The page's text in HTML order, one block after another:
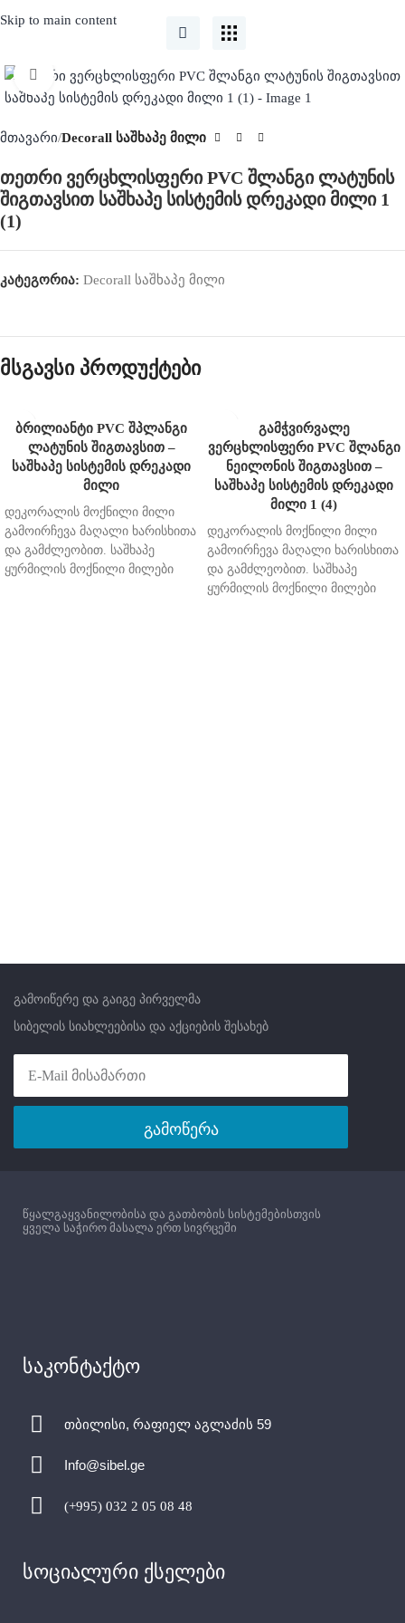
Skip to main content
Click to enlarge
მთავარი Decorall საშხაპე მილი
თეთრი ვერცხლისფერი PVC შლანგი ლატუნის
შიგთავსით საშხაპე სისტემის დრეკადი მილი 1
(1)
კატეგორია: Decorall საშხაპე მილი
მსგავსი პროდუქტები
ბრილიანტი PVC შპლანგი
ლატუნის შიგთავსით –
საშხაპე სისტემის დრეკადი
მილი
დეკორალის მოქნილი მილი
გამოირჩევა მაღალი ხარისხითა
და გამძლეობით. საშხაპე
ყურმილის მოქნილი მილები
გამჭვირვალე
ვერცხლისფერი PVC შლანგი
ნეილონის შიგთავსით –
საშხაპე სისტემის დრეკადი
მილი 1 (4)
დეკორალის მოქნილი მილი
გამოირჩევა მაღალი ხარისხითა
და გამძლეობით. საშხაპე
ყურმილის მოქნილი მილები
გამოიწერე და გაიგე პირველმა
სიბელის სიახლეებისა და აქციების შესახებ
გამოწერა
წყალგაყვანილობისა და გათბობის სისტემებისთვის
ყველა საჭირო მასალა ერთ სივრცეში
საკონტაქტო
თბილისი, რაფიელ აგლაძის 59
Info@sibel.ge
(+995) 032 2 05 08 48
სოციალური ქსელები